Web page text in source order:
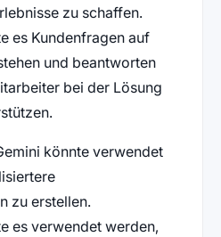
zu schaffen.
es Kundenfragen auf
und beantworten
bei der Lösung
könnte verwendet
zu erstellen.
es verwendet werden,